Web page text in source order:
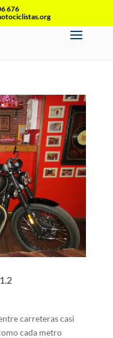
676
carreteras casi
cada metro